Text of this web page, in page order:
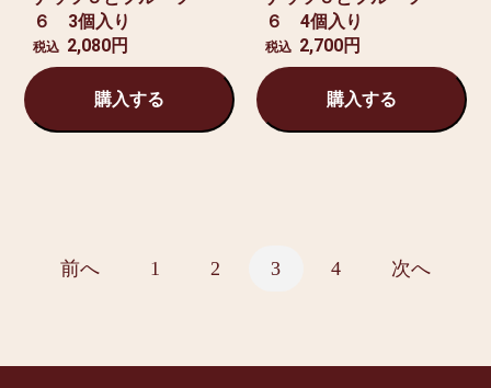
６ 3個入り
税込 2,080円
購入する
６ 4個入り
税込 2,700円
購入する
前へ 1 2 3 4 次へ